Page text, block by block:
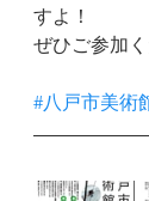
すよ！
ぜひご参加く
#八戸市美術